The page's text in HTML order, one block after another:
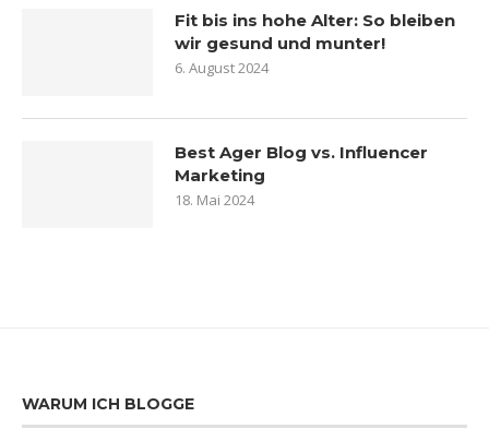
Fit bis ins hohe Alter: So bleiben
wir gesund und munter!
6. August 2024
Best Ager Blog vs. Influencer
Marketing
18. Mai 2024
WARUM ICH BLOGGE